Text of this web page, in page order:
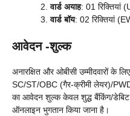
वार्ड अयाह: 01 रिक्तियां
वार्ड बॉय: 02 रिक्तियां
आवेदन -शुल्क
अनारक्षित और ओबीसी उम्मीदवारों के
SC/ST/OBC (गैर-क्रीमी लेयर)/PWD/
का आवेदन शुल्क केवल शुद्ध बैंकिंग/डेबिट
ऑनलाइन भुगतान किया जाना है।